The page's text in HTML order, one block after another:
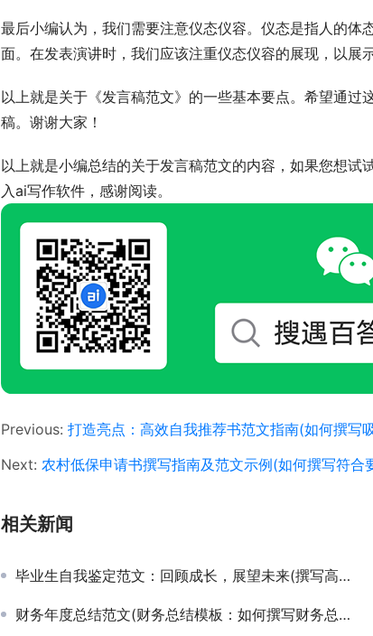
最后小编认为，我们需要注意仪态仪容。仪态是指人的
面。在发表演讲时，我们应该注重仪态仪容的展现，以展
以上就是关于《发言稿范文》的一些基本要点。希望通
稿。谢谢大家！
以上就是小编总结的关于发言稿范文的内容，如果您想试
入ai写作软件，感谢阅读。
Previous: 打造亮点：高效自我推荐书范文指南(如何撰写
Next: 农村低保申请书撰写指南及范文示例(如何撰写符合
相关新闻
毕业生自我鉴定范文：回顾成长，展望未来(撰写高质量毕业生自我鉴定报告的实用技巧与示例)
财务年度总结范文(财务总结模板：如何撰写财务总结报告)